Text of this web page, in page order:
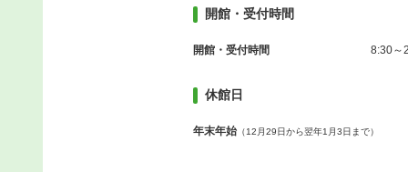
開館・受付時間
開館・受付時間 8:30～
休館日
年末年始 （12月29日から翌年1月3日まで）